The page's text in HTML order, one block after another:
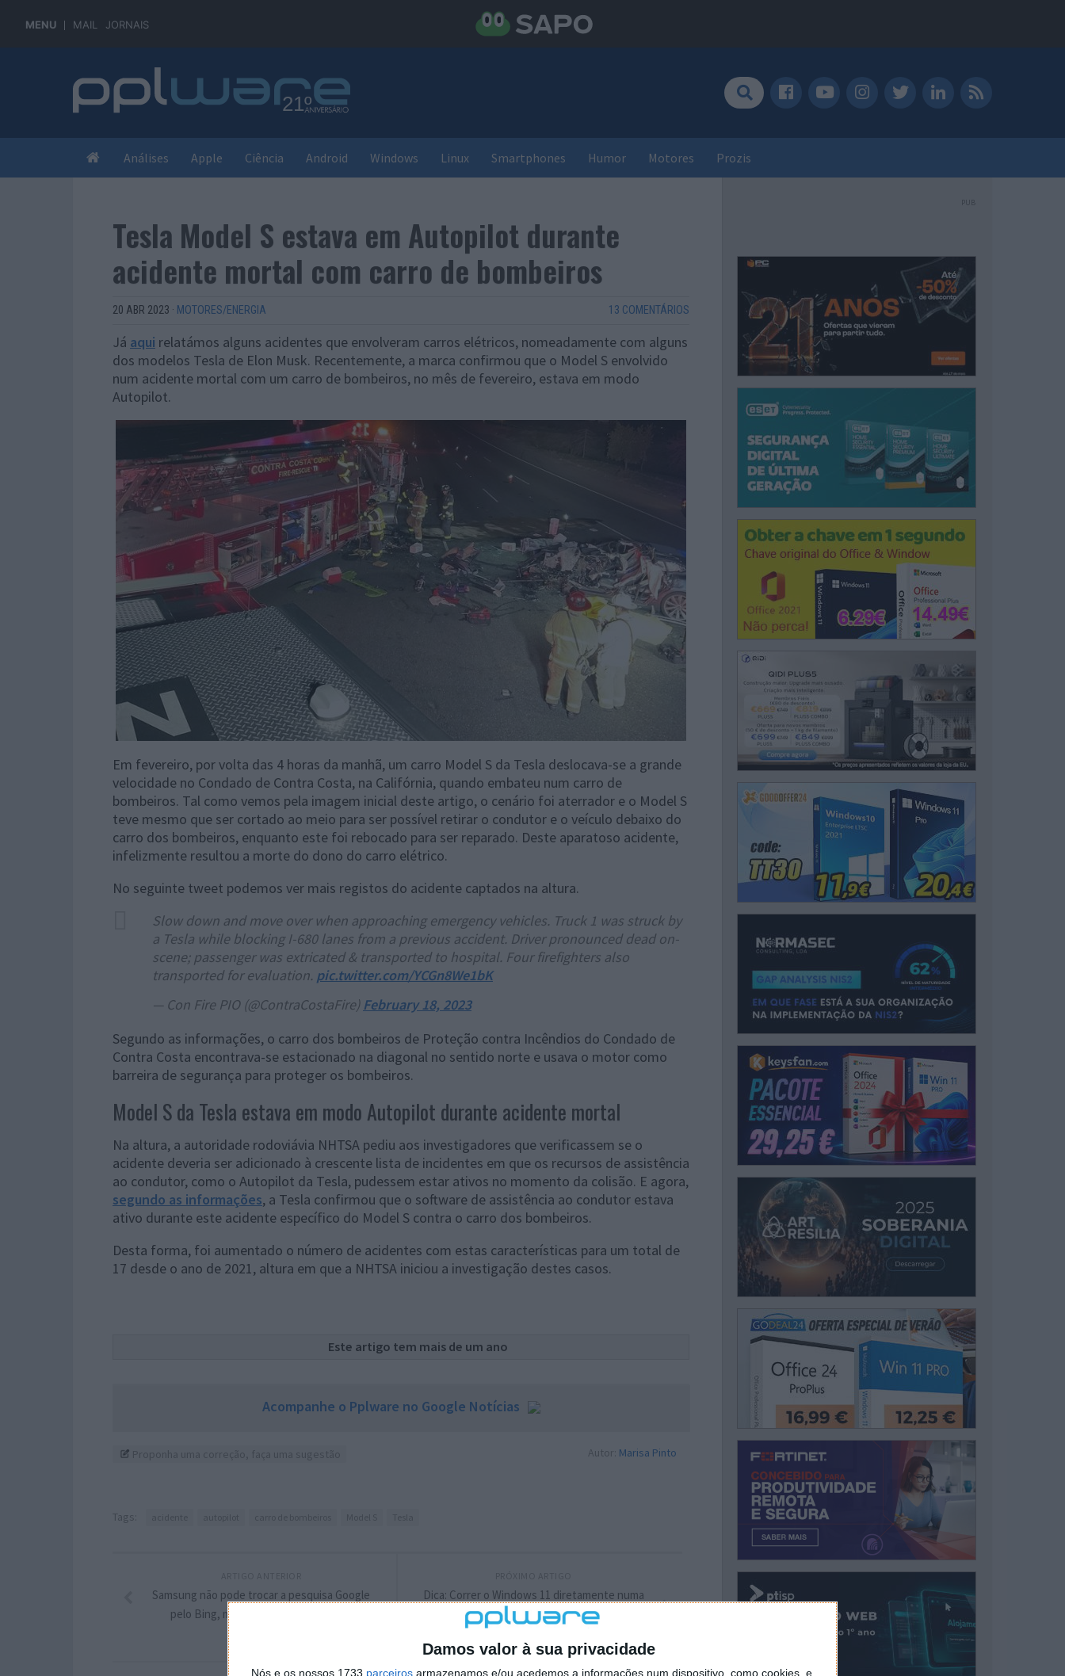
Damos valor à sua privacidade
Nós e os nossos 1733 parceiros armazenamos e/ou acedemos a informações num dispositivo, como cookies, e
MENU MAIL JORNAIS
Análises Apple Ciência Android Windows Linux Smartphones Humor Motores Prozis
Tesla Model S estava em Autopilot durante
acidente mortal com carro de bombeiros
20 ABR 2023 · MOTORES/ENERGIA 13 COMENTÁRIOS
Já aqui relatámos alguns acidentes que envolveram carros elétricos, nomeadamente com alguns
dos modelos Tesla de Elon Musk. Recentemente, a marca confirmou que o Model S envolvido
num acidente mortal com um carro de bombeiros, no mês de fevereiro, estava em modo
Autopilot.
Em fevereiro, por volta das 4 horas da manhã, um carro Model S da Tesla deslocava-se a grande
velocidade no Condado de Contra Costa, na Califórnia, quando embateu num carro de
bombeiros. Tal como vemos pela imagem inicial deste artigo, o cenário foi aterrador e o Model S
teve mesmo que ser cortado ao meio para ser possível retirar o condutor e o veículo debaixo do
carro dos bombeiros, enquanto este foi rebocado para ser reparado. Deste aparatoso acidente,
infelizmente resultou a morte do dono do carro elétrico.
No seguinte tweet podemos ver mais registos do acidente captados na altura.
Slow down and move over when approaching emergency vehicles. Truck 1 was struck by
a Tesla while blocking I-680 lanes from a previous accident. Driver pronounced dead on-
scene; passenger was extricated & transported to hospital. Four firefighters also
transported for evaluation. pic.twitter.com/YCGn8We1bK
— Con Fire PIO (@ContraCostaFire) February 18, 2023
Segundo as informações, o carro dos bombeiros de Proteção contra Incêndios do Condado de
Contra Costa encontrava-se estacionado na diagonal no sentido norte e usava o motor como
barreira de segurança para proteger os bombeiros.
Model S da Tesla estava em modo Autopilot durante acidente mortal
Na altura, a autoridade rodoviávia NHTSA pediu aos investigadores que verificassem se o
acidente deveria ser adicionado à crescente lista de incidentes em que os recursos de assistência
ao condutor, como o Autopilot da Tesla, pudessem estar ativos no momento da colisão. E agora,
segundo as informações, a Tesla confirmou que o software de assistência ao condutor estava
ativo durante este acidente específico do Model S contra o carro dos bombeiros.
Desta forma, foi aumentado o número de acidentes com estas características para um total de
17 desde o ano de 2021, altura em que a NHTSA iniciou a investigação destes casos.
Este artigo tem mais de um ano
Acompanhe o Pplware no Google Notícias
Autor: Marisa Pinto
Tags:
Dica: Correr o Windows 11 diretamente numa
pen USB? O Live11 é uma solução muito
Samsung não pode trocar a pesquisa Google
pelo Bing, mesmo que assim o queira
PUB